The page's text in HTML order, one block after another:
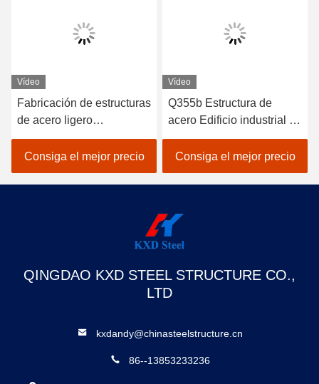
Vídeo
Fabricación de estructuras
de acero ligero
Construcción de
almacenes industriales
prefabricados de metal
Consiga el mejor precio
Vídeo
Q355b Estructura de
acero Edificio industrial de
acero fabricado Taller de
almacenes
Consiga el mejor precio
QINGDAO KXD STEEL STRUCTURE CO.,
LTD
kxdandy@chinasteelstructure.cn
86--13853233236